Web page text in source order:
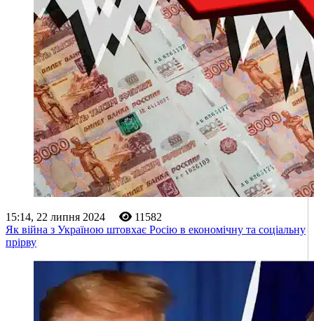
15:14, 22 липня 2024
11582
Як війна з Україною штовхає Росію в економічну та соціальну
прірву